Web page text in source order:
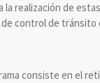
realización de
control de tránsito
consiste en el